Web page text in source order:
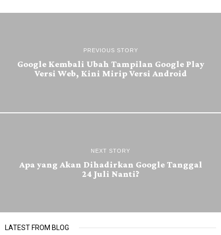
PREVIOUS STORY
Google Kembali Ubah Tampilan Google Play
Versi Web, Kini Mirip Versi Android
NEXT STORY
Apa yang Akan Dihadirkan Google Tanggal
24 Juli Nanti?
LATEST FROM BLOG